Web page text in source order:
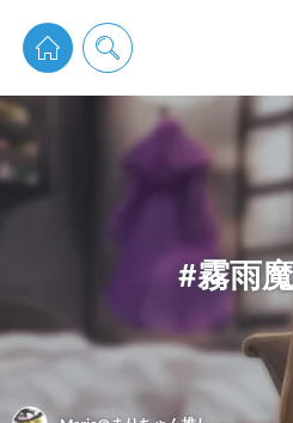
pixiv Sketchは2024年5月28日付で プラ
通知を受け取るにはこ
pixiv Sketchアプリで
アプリをイン
#霧雨